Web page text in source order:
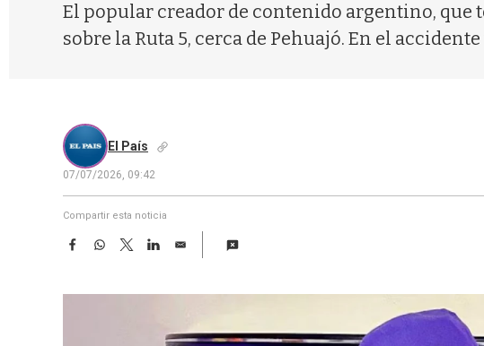
El popular creador de contenido argentino, que
sobre la Ruta 5, cerca de Pehuajó. En el
El País
07/07/2026, 09:42
Compartir esta noticia
F
e
W
t
T
w
t
L
k
E
i